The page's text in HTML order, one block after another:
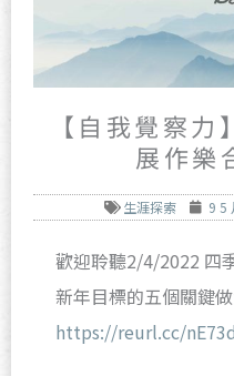
【自我覺察
展作樂
生涯探索 9 5
歡迎聆聽2/4/2022 四
新年目標的五個關鍵做
https://reurl.cc/